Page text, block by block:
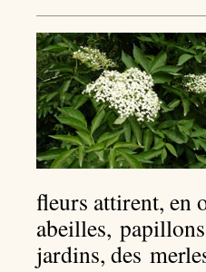
fleurs attirent, en
abeilles,
jardins, des